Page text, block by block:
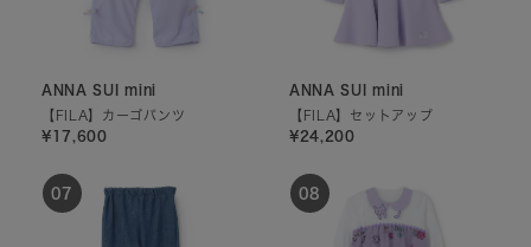
ANNA SUI mini
【FILA】カーゴパンツ
¥17,600
ANNA SUI mini
【FILA】セットアップ
¥24,200